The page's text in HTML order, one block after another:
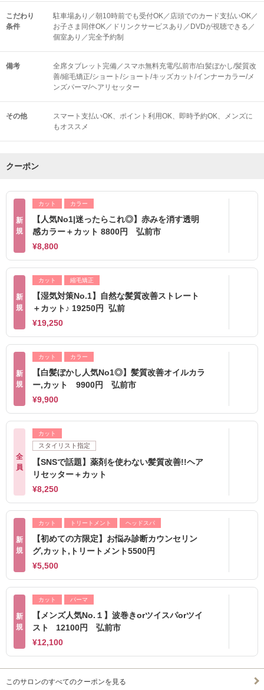
こだわり
条件
駐車場あり／朝10時前でも受付OK／店頭でのカード支払いOK／
お子さま同伴OK／ドリンクサービスあり／DVDが視聴できる／
個室あり／完全予約制
備考
全席タブレット完備／スマホ無料充電/弘前市/白髪ぼかし/髪質改
善/縮毛矯正/ショート/ショート/キッズカット/インナーカラー/メ
ンズパーマ/ヘアリセッター
その他 スマート支払いOK ポイント利用OK 即時予約OK
メンズに
もオススメ
クーポン
新
規
カット カラー
【人気No1|迷ったらこれ◎】赤みを消す透明
感カラー＋カット 8800円 弘前市
¥8,800
新
規
カット 縮毛矯正
【湿気対策No.1】自然な髪質改善ストレート
＋カット♪ 19250円 弘前
¥19,250
新
規
カット カラー
【白髪ぼかし人気No1◎】髪質改善オイルカラ
ー,カット 9900円 弘前市
¥9,900
全
員
カット
スタイリスト指定
【SNSで話題】薬剤を使わない髪質改善!!ヘア
リセッター＋カット
¥8,250
新
規
カット トリートメント ヘッドスパ
【初めての方限定】お悩み診断カウンセリン
グ,カット,トリートメント5500円
¥5,500
新
規
カット パーマ
【メンズ人気No.１】波巻きorツイスパorツイ
スト 12100円 弘前市
¥12,100
このサロンのすべてのクーポンを見る